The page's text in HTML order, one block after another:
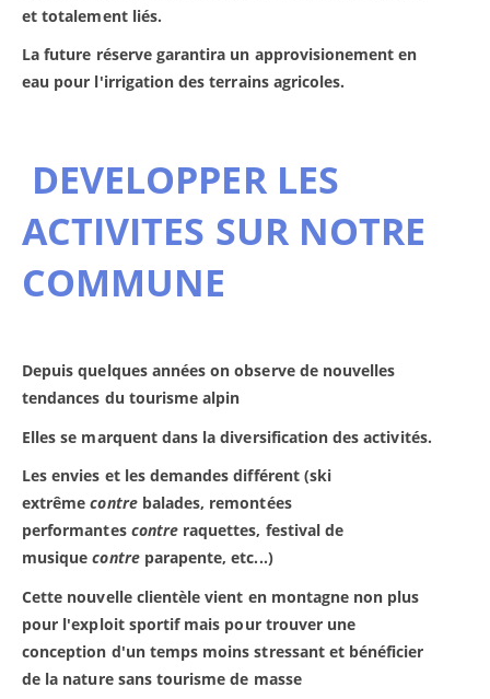
et totalement liés.
La future réserve garantira un approvisionement en
eau pour l'irrigation des terrains agricoles.
DEVELOPPER LES
ACTIVITES SUR NOTRE
COMMUNE
Depuis quelques années on observe de nouvelles
tendances du tourisme alpin
Elles se marquent dans la diversification des activités.
Les envies et les demandes différent (ski
extrêmecontrebalades, remontées
performantes contreraquettes, festival de
musiquecontreparapente, etc...)
Cette nouvelle clientèle vient en montagne non plus
pour l'exploit sportif mais pour trouver une
conception d'un temps moins stressant et bénéficier
de la nature sans tourisme de masse